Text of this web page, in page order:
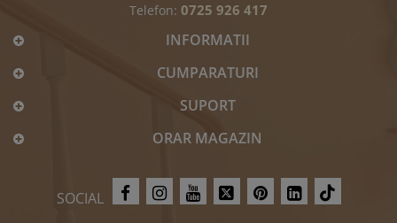
Telefon: 0725 926 417
INFORMATII
CUMPARATURI
SUPORT
ORAR MAGAZIN
SOCIAL